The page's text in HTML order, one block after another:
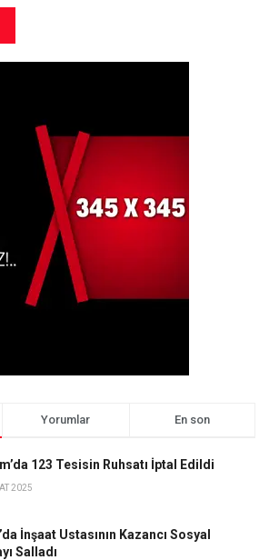
Yorumlar En son
123 Tesisin Ruhsatı İptal Edildi
2025
İnşaat Ustasının Kazancı Sosyal
Salladı